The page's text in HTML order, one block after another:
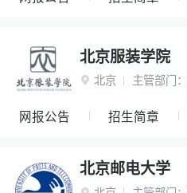
北京服装学院
 北京 主管部门：
网报公告 招生简章
北京邮电大学